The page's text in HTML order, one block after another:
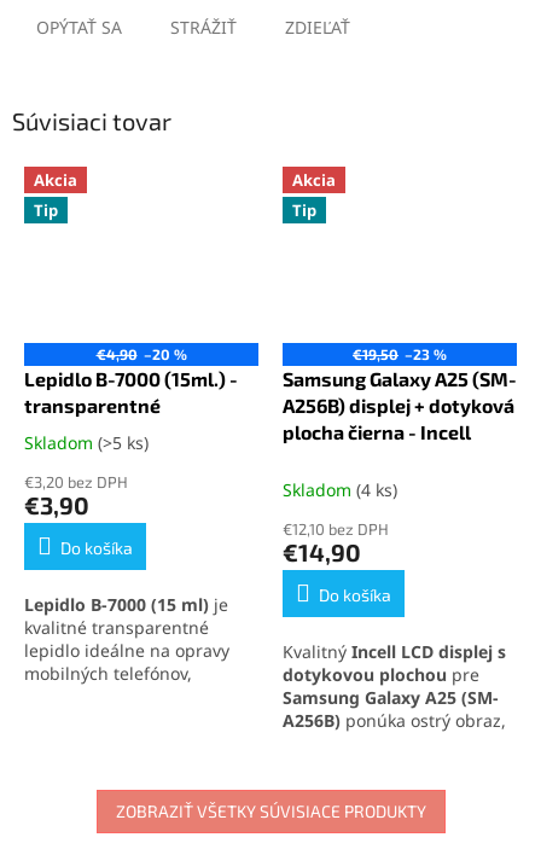
OPÝTAŤ SA STRÁŽIŤ ZDIEĽAŤ
Súvisiaci tovar
Akcia
Tip
€4,90 –20 %
Lepidlo B-7000 (15ml.) -
transparentné
Priemerné
produktu
je
5,0
hviezdičiek.
Skladom (>5 ks)
€3,20 bez DPH
€3,90
Do košíka
Lepidlo B-7000 (15 ml) je
kvalitné transparentné
lepidlo ideálne na opravy
mobilných telefónov,
oderu. Vďaka presnej
aplikačnej špičke sa
jednoducho nanáša aj na
Akcia
Tip
€19,50 –23 %
Samsung Galaxy A25 (SM-
A256B) displej + dotyková
plocha čierna - Incell
Skladom (4 ks)
€12,10 bez DPH
€14,90
Do košíka
Kvalitný Incell LCD displej s
dotykovou plochou pre
Samsung Galaxy A25 (SM-
A256B) ponúka ostrý obraz,
Vyrobený vAAA+ kvalite
minimálnym rozdielom
oproti originálu. Ideálne
ZOBRAZIŤ VŠETKY SÚVISIACE PRODUKTY